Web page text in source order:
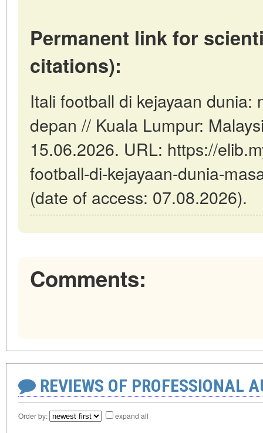
Permanent link for
citations):
Itali football di kejayaan dunia:
depan // Kuala Lumpur:
15.06.2026. URL: https://
football-di-kejayaan-dunia-
(date of access: 07.08.2026).
Comments:
REVIEWS OF PROFESSIONAL
Order by: expand all